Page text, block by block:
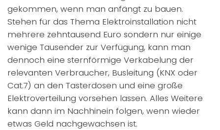
gekommen, wenn man anfängt zu bauen.
Stehen für das Thema Elektroinstallation nicht
mehrere zehntausend Euro sondern nur einige
wenige Tausender zur Verfügung, kann man
dennoch eine sternförmige Verkabelung der
relevanten Verbraucher, Busleitung (KNX oder
Cat.7) an den Tasterdosen und eine große
Elektroverteilung vorsehen lassen. Alles Weitere
kann dann im Nachhinein folgen, wenn wieder
etwas Geld nachgewachsen ist.